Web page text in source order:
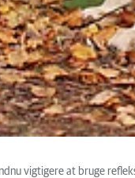
vigtigere at bruge